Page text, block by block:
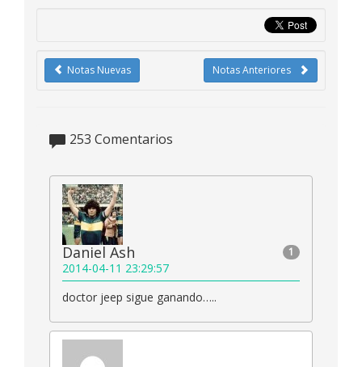
Notas Anteriores
Notas Nuevas
253 Comentarios
1
Daniel Ash
2014-04-11 23:29:57
doctor jeep sigue ganando…..